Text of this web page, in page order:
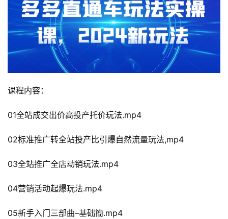
课程内容：
01全站成交出价高投产托价玩法.mp4
02标准推广转全站投产比引爆自然流量玩法,mp4
03全站推广全店动销玩法.mp4
04营销活动起爆玩法.mp4
05新手入门三部曲–基础簡.mp4